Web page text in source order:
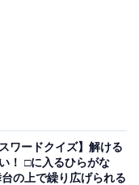
スワードクイズ】解ける
！ □に入るひらがな
の上で繰り広げられる